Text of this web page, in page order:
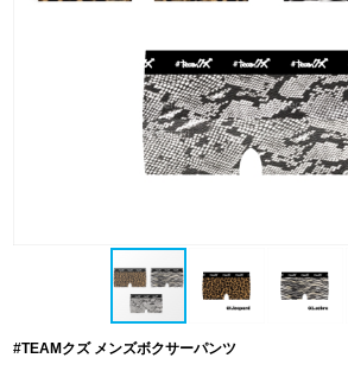
#TEAMクズ メンズボクサーパンツ